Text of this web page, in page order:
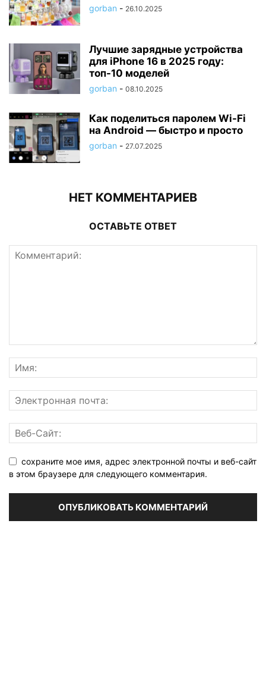
gorban - 26.10.2025
Лучшие зарядные устройства
для iPhone 16 в 2025 году:
топ-10 моделей
gorban - 08.10.2025
Как поделиться паролем Wi-Fi
на Android — быстро и просто
gorban - 27.07.2025
НЕТ КОММЕНТАРИЕВ
ОСТАВЬТЕ ОТВЕТ
сохраните мое имя, адрес электронной почты и веб-сайт
в этом браузере для следующего комментария.